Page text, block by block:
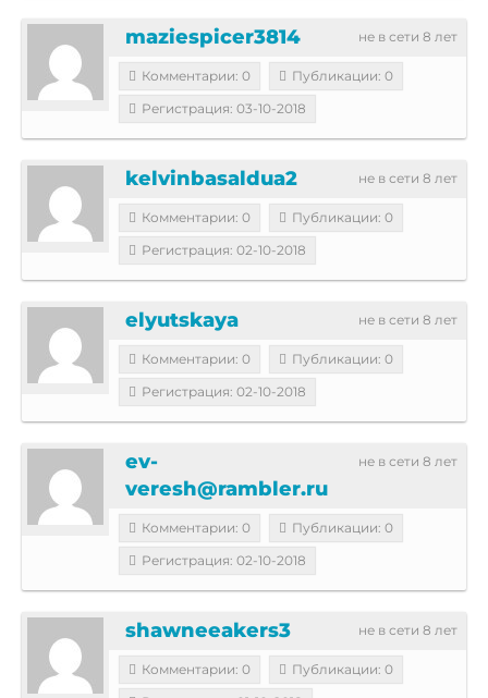
не в сети 8 лет
maziespicer3814
Комментарии: 0
Публикации: 0
Регистрация: 03-10-2018
не в сети 8 лет
kelvinbasaldua2
Комментарии: 0
Публикации: 0
Регистрация: 02-10-2018
не в сети 8 лет
elyutskaya
Комментарии: 0
Публикации: 0
Регистрация: 02-10-2018
не в сети 8 лет
ev-
veresh@rambler.ru
Комментарии: 0
Публикации: 0
Регистрация: 02-10-2018
не в сети 8 лет
shawneeakers3
Комментарии: 0
Публикации: 0